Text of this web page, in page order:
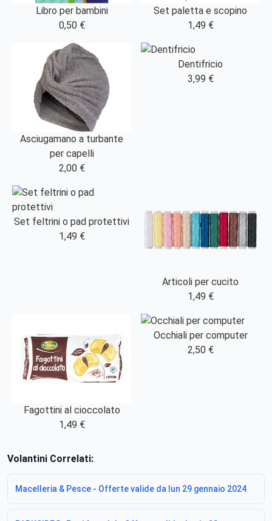
Libro per bambini
0,50 €
Set paletta e scopino
1,49 €
Asciugamano a turbante
per capelli
2,00 €
Dentifricio
3,99 €
Set feltrini o pad protettivi
1,49 €
Articoli per cucito
1,49 €
Fagottini al cioccolato
1,49 €
Occhiali per computer
2,50 €
Volantini Correlati:
Macelleria & Pesce - Offerte valide da lun 29 gennaio 2024